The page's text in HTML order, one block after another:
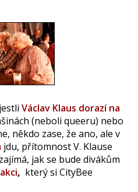
Václav Klaus dorazí na
(neboli queeru) nebo
někdo zase, že ano, ale v
jdu, přítomnost V. Klause
jak se bude divákům
, který si CityBee